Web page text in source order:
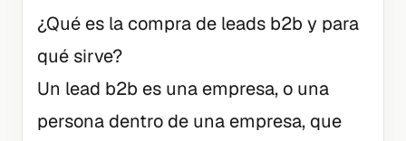
¿Qué es la compra de leads b2b y para
qué sirve?
Un lead b2b es una empresa, o una
persona dentro de una empresa, que